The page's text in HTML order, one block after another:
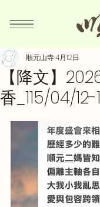
【降文】
香_115/04/
順元山寺4月12日